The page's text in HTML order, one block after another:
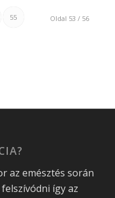
Oldal 53 / 56
55
az emésztés során
így az